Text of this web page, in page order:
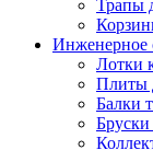
Трапы
Инженерное
Лотки
Плиты
Балки
Бруски